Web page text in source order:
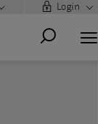
Login